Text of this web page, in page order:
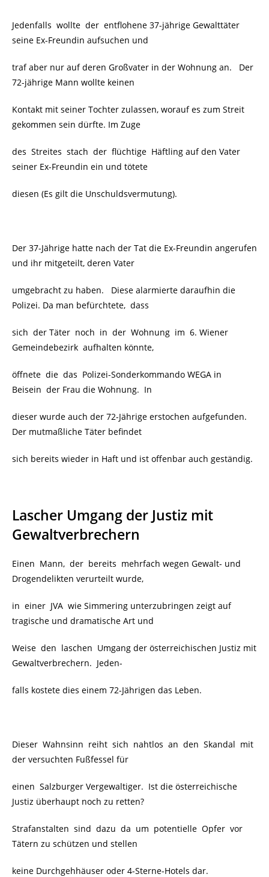
Jedenfalls wollte der entflohene 37-jährige Gewalttäter
seine Ex-Freundin aufsuchen und
traf aber nur auf deren Großvater in der Wohnung an. Der
72-jährige Mann wollte keinen
Kontakt mit seiner Tochter zulassen, worauf es zum Streit
gekommen sein dürfte. Im Zuge
des Streites stach der flüchtige Häftling auf den Vater
seiner Ex-Freundin ein und tötete
diesen (Es gilt die Unschuldsvermutung).
Der 37-Jährige hatte nach der Tat die Ex-Freundin angerufen
und ihr mitgeteilt, deren Vater
umgebracht zu haben. Diese alarmierte daraufhin die
Polizei. Da man befürchtete, dass
sich der Täter noch in der Wohnung im 6. Wiener
Gemeindebezirk aufhalten könnte,
öffnete die das Polizei-Sonderkommando WEGA in
Beisein der Frau die Wohnung. In
dieser wurde auch der 72-Jährige erstochen aufgefunden.
Der mutmaßliche Täter befindet
sich bereits wieder in Haft und ist offenbar auch geständig.
Lascher Umgang der Justiz mit
Gewaltverbrechern
Einen Mann, der bereits mehrfach wegen Gewalt- und
Drogendelikten verurteilt wurde,
in einer JVA wie Simmering unterzubringen zeigt auf
tragische und dramatische Art und
Weise den laschen Umgang der österreichischen Justiz mit
Gewaltverbrechern. Jeden-
falls kostete dies einem 72-Jährigen das Leben.
Dieser Wahnsinn reiht sich nahtlos an den Skandal mit
der versuchten Fußfessel für
einen Salzburger Vergewaltiger. Ist die österreichische
Justiz überhaupt noch zu retten?
Strafanstalten sind dazu da um potentielle Opfer vor
Tätern zu schützen und stellen
keine Durchgehhäuser oder 4-Sterne-Hotels dar.